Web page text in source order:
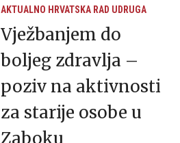
AKTUALNO HRVATSKA RAD UDRUGA
Vježbanjem do
boljeg zdravlja –
poziv na aktivnosti
za starije osobe u
Zaboku